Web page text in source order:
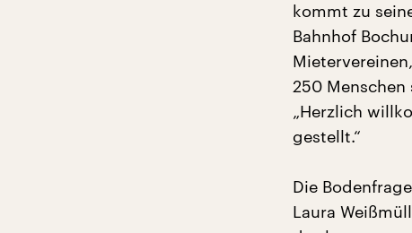
kommt zu
Bahnhof
250
„Herzlich
gestellt.“
Die
Laura